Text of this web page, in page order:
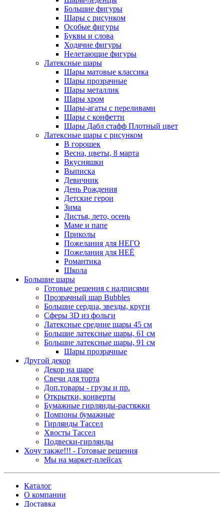
Большие фигуры
Шары с рисунком
Особые фигуры
Буквы и слова
Ходячие фигуры
Нелетающие фигуры
Латексные шары
Шары матовые классика
Шары прозрачные
Шары металлик
Шары хром
Шары-агаты с переливами
Шары с конфетти
Шары Дабл стафф Плотный цвет
Латексные шары с рисунком
В горошек
Весна, цветы, 8 марта
Вкусняшки
Выписка
Девичник
День Рождения
Детские герои
Зима
Листья, лето, осень
Маме и папе
Приколы
Пожелания для НЕГО
Пожелания для НЕЁ
Романтика
Школа
Большие шары
Готовые решения с надписями
Прозрачный шар Bubbles
Большие сердца, звезды, круги
Сферы 3D из фольги
Латексные средние шары 45 см
Большие латексные шары, 61 см
Большие латексные шары, 91 см
Шары прозрачные
Другой декор
Декор на шаре
Свечи для торта
Доп.товары - грузы и пр.
Открытки, конверты
Бумажные гирлянды-растяжки
Помпоны бумажные
Гирлянды Тассел
Хвосты Тассел
Подвески-гирлянды
Хочу также!!! - Готовые решения
Мы на маркет-плейсах
Каталог
О компании
Доставка